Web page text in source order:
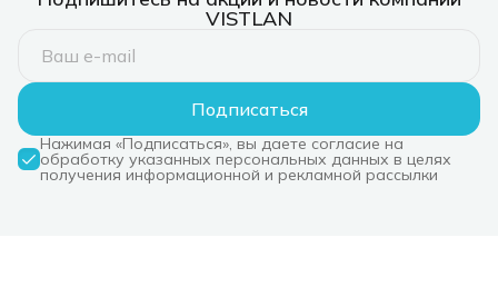
VISTLAN
Подписаться
Нажимая «Подписаться», вы даете согласие на
обработку указанных персональных данных в целях
получения информационной и рекламной рассылки